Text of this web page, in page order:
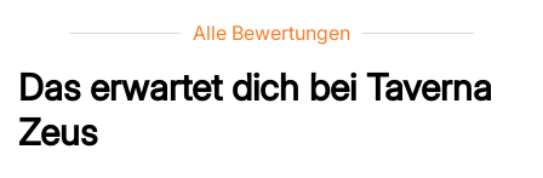
Alle Bewertungen
Das erwartet dich bei Taverna
Zeus